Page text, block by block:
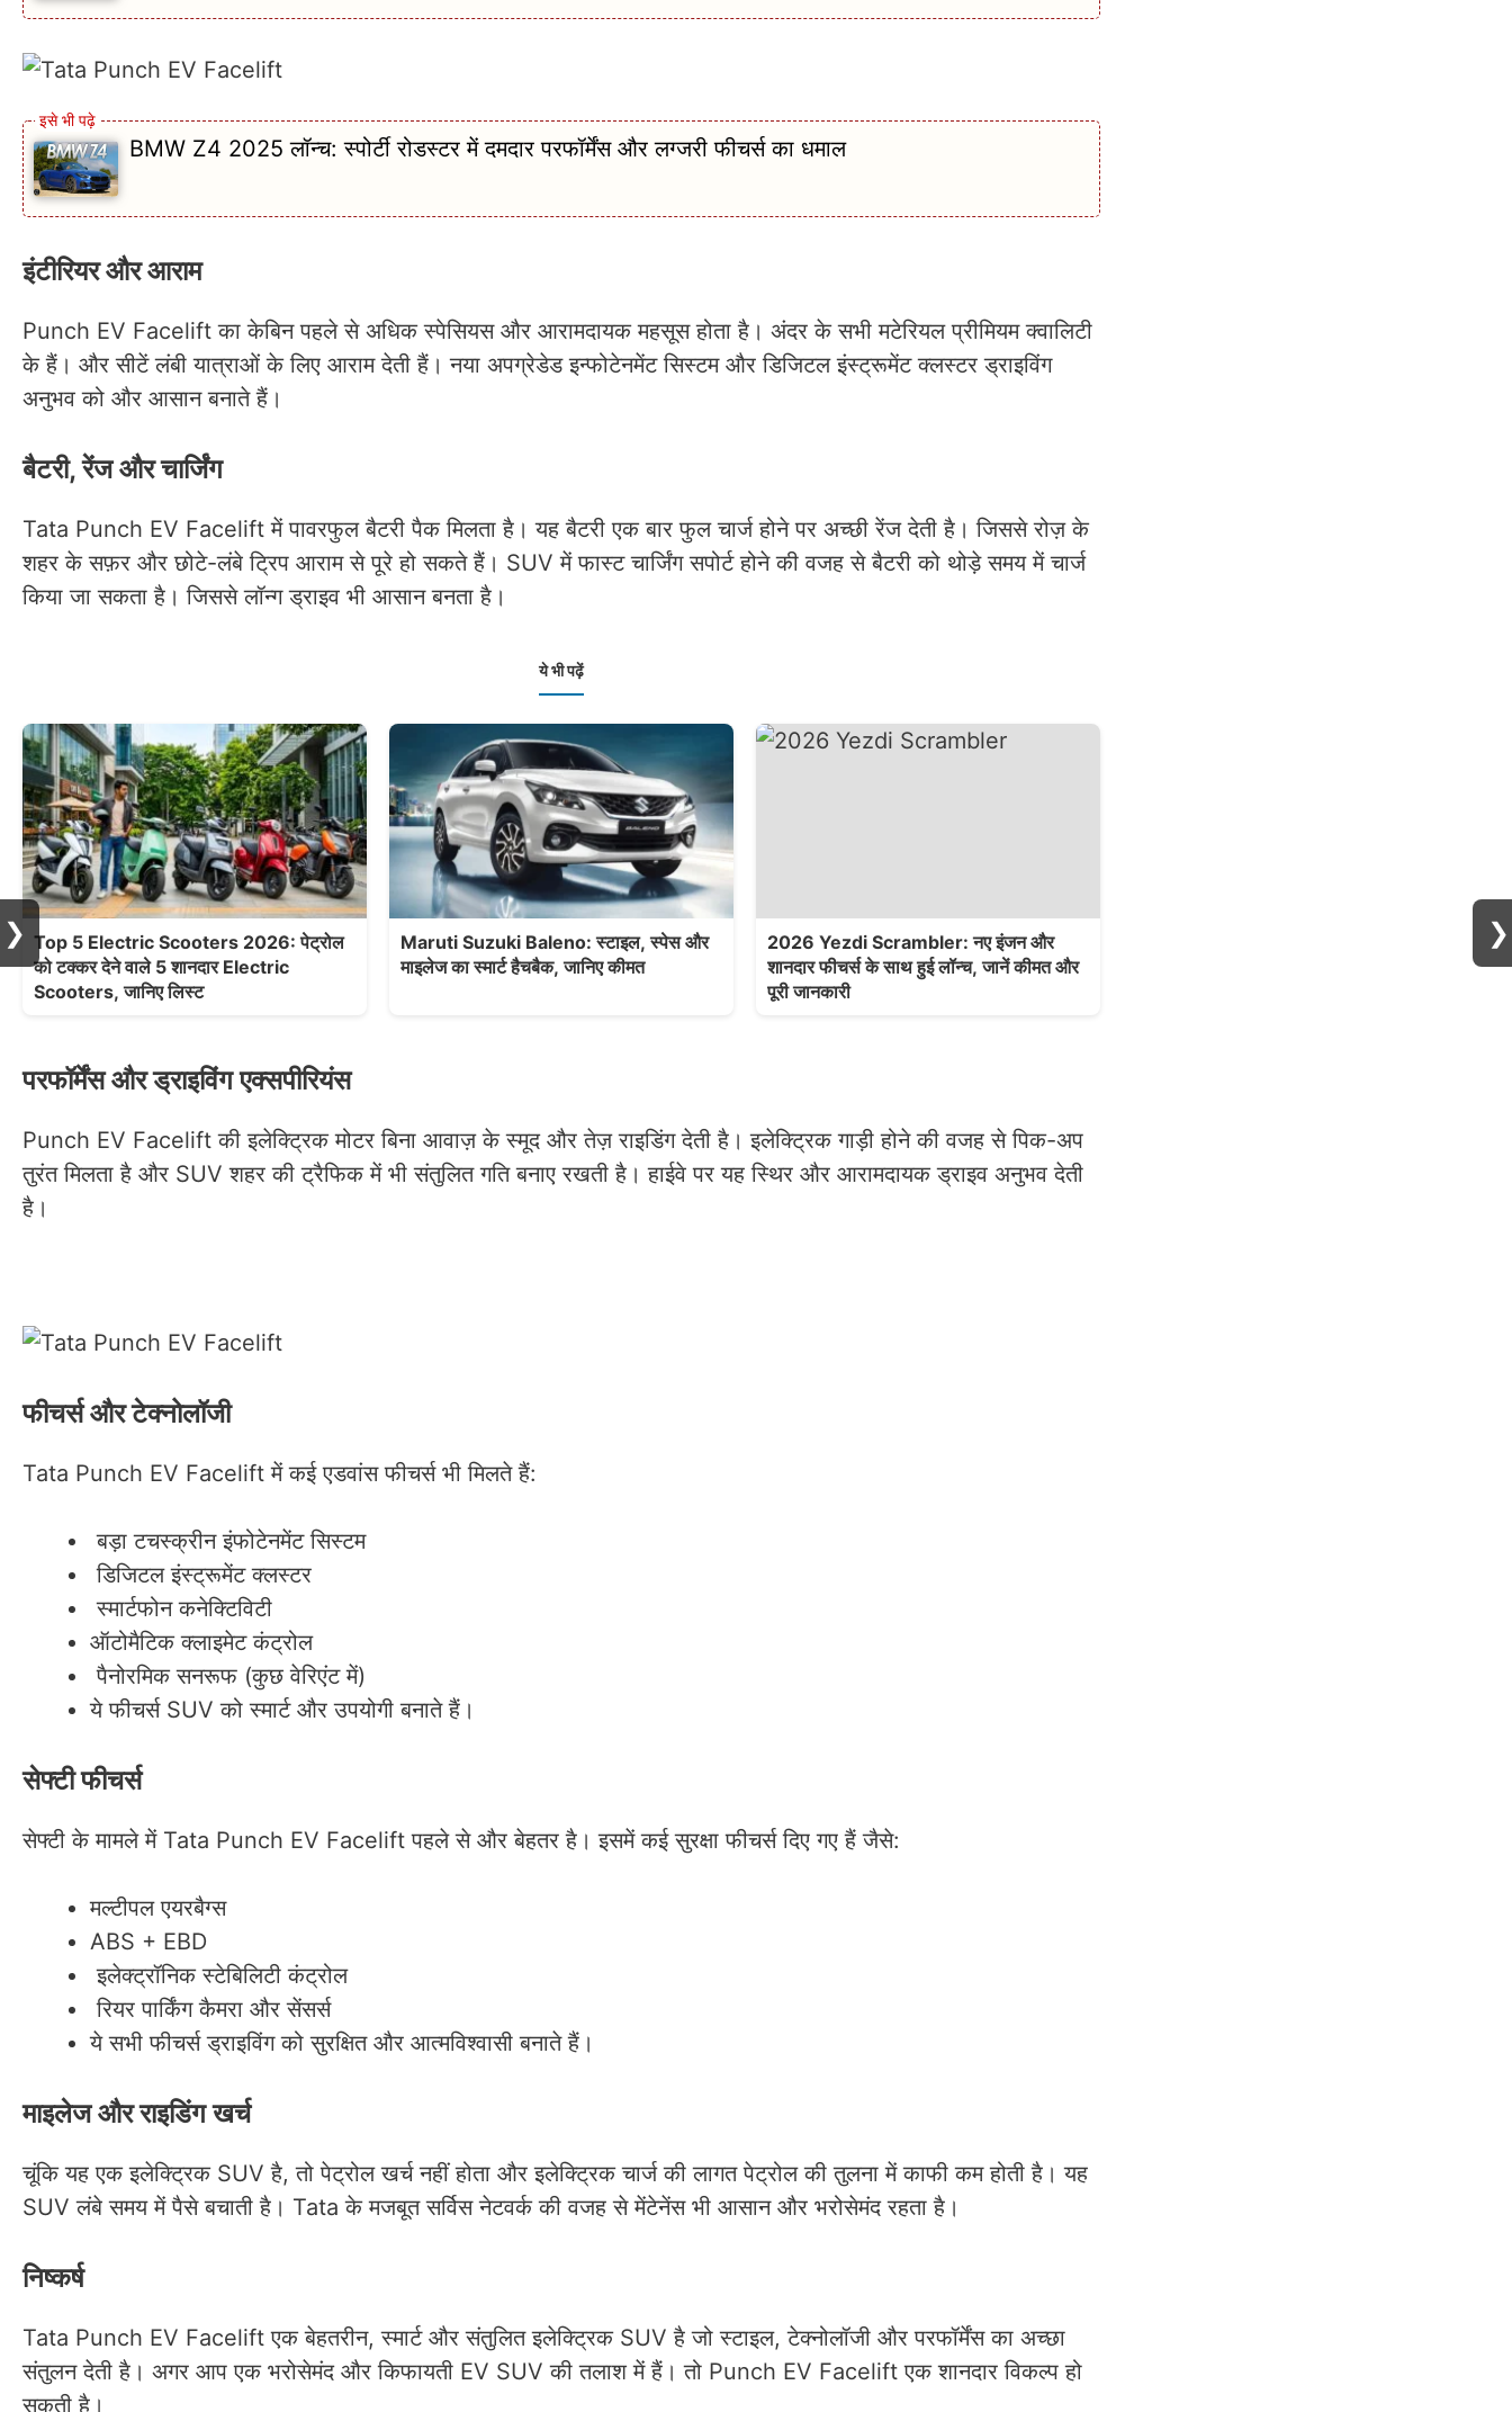
BMW Z4 2025 लॉन्च: स्पोर्टी रोडस्टर में दमदार परफॉर्मेंस और लग्जरी फीचर्स का धमाल
इंटीरियर और आराम
Punch EV Facelift का केबिन पहले से अधिक स्पेसियस और आरामदायक महसूस होता है। अंदर के सभी मटेरियल प्रीमियम क्वालिटी
के हैं। और सीटें लंबी यात्राओं के लिए आराम देती हैं। नया अपग्रेडेड इन्फोटेनमेंट सिस्टम और डिजिटल इंस्ट्रूमेंट क्लस्टर ड्राइविंग
अनुभव को और आसान बनाते हैं।
बैटरी, रेंज और चार्जिंग
Tata Punch EV Facelift में पावरफुल बैटरी पैक मिलता है। यह बैटरी एक बार फुल चार्ज होने पर अच्छी रेंज देती है। जिससे रोज़ के
शहर के सफ़र और छोटे-लंबे ट्रिप आराम से पूरे हो सकते हैं। SUV में फास्ट चार्जिंग सपोर्ट होने की वजह से बैटरी को थोड़े समय में चार्ज
किया जा सकता है। जिससे लॉन्ग ड्राइव भी आसान बनता है।
ये भी पढ़ें
Top 5 Electric Scooters 2026: पेट्रोल
को टक्कर देने वाले 5 शानदार Electric
Scooters, जानिए लिस्ट
Maruti Suzuki Baleno: स्टाइल, स्पेस और
माइलेज का स्मार्ट हैचबैक, जानिए कीमत
2026 Yezdi Scrambler: नए इंजन और
शानदार फीचर्स के साथ हुई लॉन्च, जानें कीमत और
पूरी जानकारी
परफॉर्मेंस और ड्राइविंग एक्सपीरियंस
Punch EV Facelift की इलेक्ट्रिक मोटर बिना आवाज़ के स्मूद और तेज़ राइडिंग देती है। इलेक्ट्रिक गाड़ी होने की वजह से पिक-अप
तुरंत मिलता है और SUV शहर की ट्रैफिक में भी संतुलित गति बनाए रखती है। हाईवे पर यह स्थिर और आरामदायक ड्राइव अनुभव देती
है।
फीचर्स और टेक्नोलॉजी
Tata Punch EV Facelift में कई एडवांस फीचर्स भी मिलते हैं:
बड़ा टचस्क्रीन इंफोटेनमेंट सिस्टम
डिजिटल इंस्ट्रूमेंट क्लस्टर
स्मार्टफोन कनेक्टिविटी
ऑटोमैटिक क्लाइमेट कंट्रोल
पैनोरमिक सनरूफ (कुछ वेरिएंट में)
ये फीचर्स SUV को स्मार्ट और उपयोगी बनाते हैं।
सेफ्टी फीचर्स
सेफ्टी के मामले में Tata Punch EV Facelift पहले से और बेहतर है। इसमें कई सुरक्षा फीचर्स दिए गए हैं जैसे:
मल्टीपल एयरबैग्स
ABS + EBD
इलेक्ट्रॉनिक स्टेबिलिटी कंट्रोल
रियर पार्किंग कैमरा और सेंसर्स
ये सभी फीचर्स ड्राइविंग को सुरक्षित और आत्मविश्वासी बनाते हैं।
माइलेज और राइडिंग खर्च
चूंकि यह एक इलेक्ट्रिक SUV है, तो पेट्रोल खर्च नहीं होता और इलेक्ट्रिक चार्ज की लागत पेट्रोल की तुलना में काफी कम होती है। यह
SUV लंबे समय में पैसे बचाती है। Tata के मजबूत सर्विस नेटवर्क की वजह से मेंटेनेंस भी आसान और भरोसेमंद रहता है।
निष्कर्ष
Tata Punch EV Facelift एक बेहतरीन, स्मार्ट और संतुलित इलेक्ट्रिक SUV है जो स्टाइल, टेक्नोलॉजी और परफॉर्मेंस का अच्छा
संतुलन देती है। अगर आप एक भरोसेमंद और किफायती EV SUV की तलाश में हैं। तो Punch EV Facelift एक शानदार विकल्प हो
सकती है।
❯ ❯